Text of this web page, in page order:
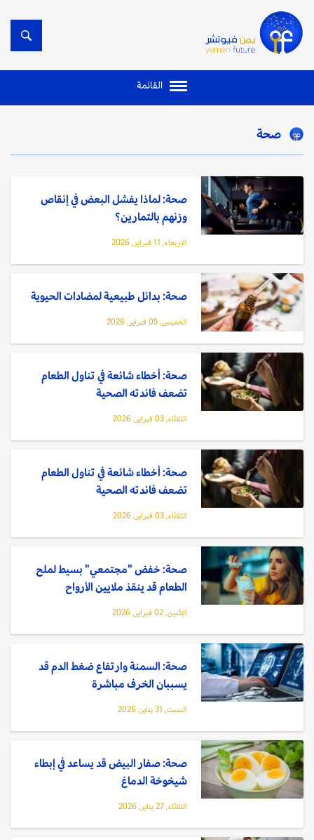
القائمة
صحة
صحة: لماذا يفشل البعض في إنقاص
وزنهم بالتمارين؟
الاربعاء, 11 فبراير, 2026
صحة: بدائل طبيعية لمضادات الحيوية
الخميس, 05 فبراير, 2026
صحة: أخطاء شائعة في تناول الطعام
تضعف فائدته الصحية
الثلاثاء, 03 فبراير, 2026
صحة: أخطاء شائعة في تناول الطعام
تضعف فائدته الصحية
الثلاثاء, 03 فبراير, 2026
صحة: خفض "مجتمعي" بسيط لملح
الطعام قد ينقذ ملايين الأرواح
الإثنين, 02 فبراير, 2026
صحة: السمنة وارتفاع ضغط الدم قد
يسببان الخرف مباشرة
السبت, 31 يناير, 2026
صحة: صفار البيض قد يساعد في إبطاء
شيخوخة الدماغ
الثلاثاء, 27 يناير, 2026